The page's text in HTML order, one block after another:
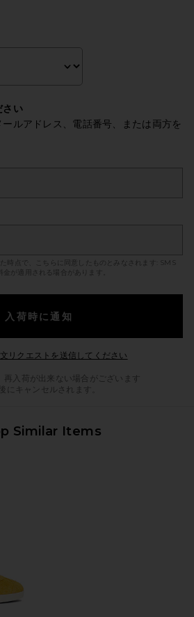
さい
ルアドレス、電話番号、または両方を
時点で、こちらに同意したものとみなされます:
SMS
金が適用される場合があります。
入荷時に通知
リクエストを送信してください
再入荷が出来ない場合がございます
にキャンセルされます。
Similar Items